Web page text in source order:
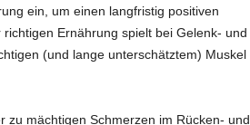
ein, um einen langfristig positiven
Ernährung spielt bei Gelenk- und
(und lange unterschätztem) Muskel
zu mächtigen Schmerzen im Rücken- und